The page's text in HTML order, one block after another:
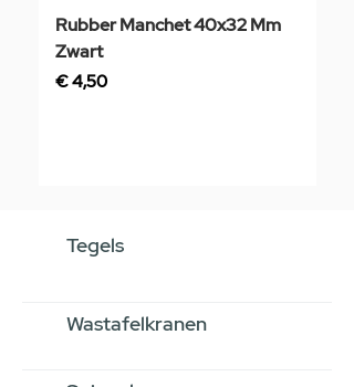
Rubber Manchet 40x32 Mm
Zwart
Prijs
€ 4,50
Tegels
Wastafelkranen